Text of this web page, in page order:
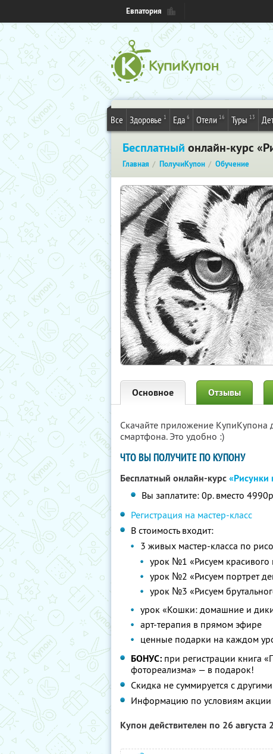
Евпатория
Все Здоровье 1 Еда 6 Отели 16 Туры 13
Бесплатный онлайн-курс
Главная ПолучиКупон Обучение
Основное Отзывы
Скачайте приложение КупиКупона
смартфона. Это удобно :)
ЧТО ВЫ ПОЛУЧИТЕ ПО КУПОНУ
Бесплатный онлайн-курс
Вы заплатите: 0р. вместо
Регистрация на мастер-класс
В стоимость входит:
3 живых мастер-класса по
урок №1 «Рисуем красивого
урок №2 «Рисуем портрет
урок №3 «Рисуем
урок «Кошки: домашние и
арт-терапия в прямом эфире
ценные подарки на каждом
БОНУС: при регистрации книга
фотореализма» — в подарок!
Скидка не суммируется с
Информацию по условиям акции
Купон действителен по 26 августа